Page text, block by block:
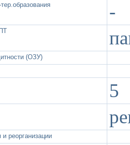
-
(ОЗУ)
5
и реорганизации